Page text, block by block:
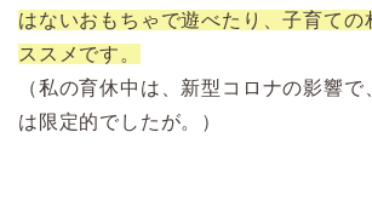
はないおもちゃで遊べたり、子育ての
ススメです。
（私の育休中は、新型コロナの影響で
は限定的でしたが。）